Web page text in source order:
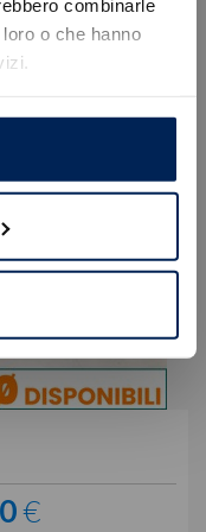
combinarle
o che hanno
€